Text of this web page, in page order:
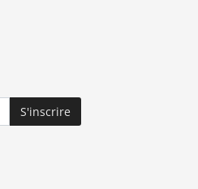
S'inscrire